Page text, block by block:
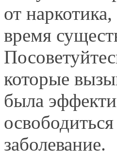
от наркотика,
время
которые
была
освободиться
заболевание.